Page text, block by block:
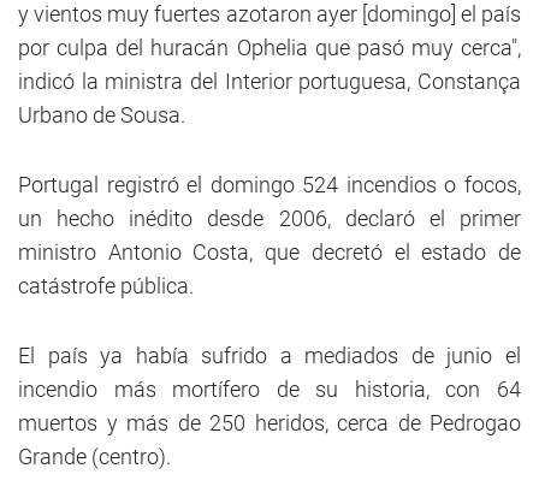
y vientos muy fuertes azotaron ayer [domingo] el país
por culpa del huracán Ophelia que pasó muy cerca",
indicó la ministra del Interior portuguesa, Constança
Urbano de Sousa.
Portugal registró el domingo 524 incendios o focos,
un hecho inédito desde 2006, declaró el primer
ministro Antonio Costa, que decretó el estado de
catástrofe pública.
El país ya había sufrido a mediados de junio el
incendio más mortífero de su historia, con 64
muertos y más de 250 heridos, cerca de Pedrogao
Grande (centro).